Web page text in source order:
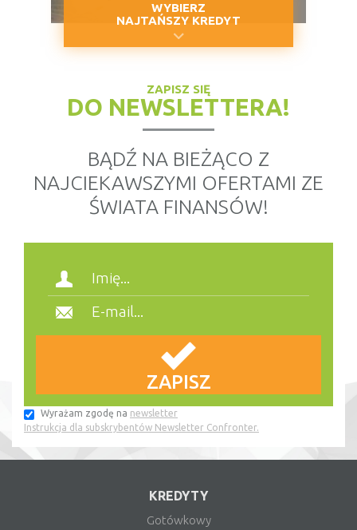
WYBIERZ
NAJTAŃSZY KREDYT
ZAPISZ SIĘ
DO NEWSLETTERA!
BĄDŹ NA BIEŻĄCO Z
NAJCIEKAWSZYMI OFERTAMI ZE
ŚWIATA FINANSÓW!
Wyrażam zgodę na newsletter
Instrukcja dla subskrybentów Newsletter Confronter.
KREDYTY
Gotówkowy